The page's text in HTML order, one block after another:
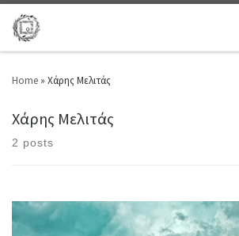
Home » Χάρης Μελιτάς
Χάρης Μελιτάς
2 posts